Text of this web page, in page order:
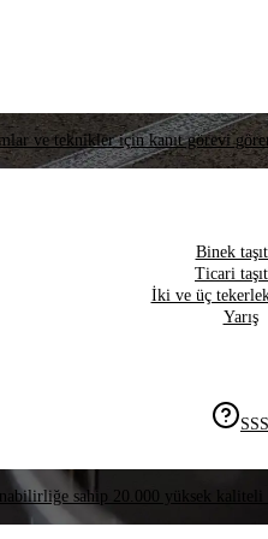
ve teknikler için kanıt görevi
Binek
Ticari
İki ve üç
Yarış
SSS
sahip 20.000 yüksek kaliteli